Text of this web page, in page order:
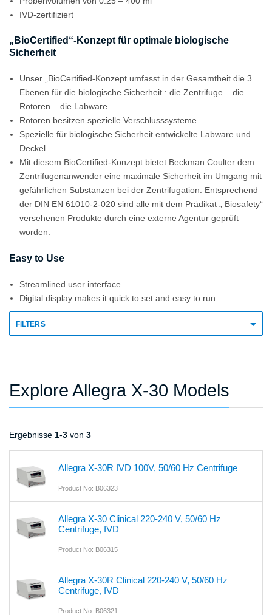
IVD-zertifiziert
„BioCertified“-Konzept für optimale biologische
Sicherheit
Unser „BioCertified-Konzept umfasst in der Gesamtheit die 3
Ebenen für die biologische Sicherheit : die Zentrifuge – die
Rotoren – die Labware
Rotoren besitzen spezielle Verschlusssysteme
Spezielle für biologische Sicherheit entwickelte Labware und
Deckel
Mit diesem BioCertified-Konzept bietet Beckman Coulter dem
Zentrifugenanwender eine maximale Sicherheit im Umgang mit
gefährlichen Substanzen bei der Zentrifugation. Entsprechend
der DIN EN 61010-2-020 sind alle mit dem Prädikat „ Biosafety“
versehenen Produkte durch eine externe Agentur geprüft
worden.
Easy to Use
Streamlined user interface
Digital display makes it quick to set and easy to run
FILTERS
Explore Allegra X-30 Models
Ergebnisse 1-3 von 3
Allegra X-30R IVD 100V, 50/60 Hz Centrifuge
Product No: B06323
Allegra X-30 Clinical 220-240 V, 50/60 Hz
Centrifuge, IVD
Product No: B06315
Allegra X-30R Clinical 220-240 V, 50/60 Hz
Centrifuge, IVD
Product No: B06321